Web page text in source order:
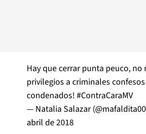
Hay que cerrar punta peuco, no
privilegios a criminales
condenados! #ContraCaraMV
— Natalia Salazar
abril de 2018